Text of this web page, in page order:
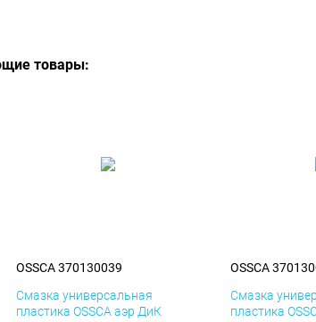
товары:
OSSCA 370130039
Смазка универсальная
пластика OSSCA аэр ДиК
OSSCA
Смазка
пластика